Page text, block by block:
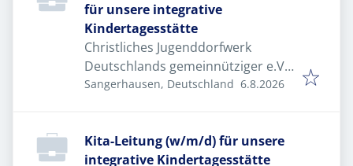
für unsere integrative
Kindertagesstätte
Christliches Jugenddorfwerk
Deutschlands gemeinnütziger e.V.
(CJD)
Sangerhausen, Deutschland Veröffentlicht:
6.8.2026
Kita-Leitung (w/m/d) für unsere
integrative Kindertagesstätte